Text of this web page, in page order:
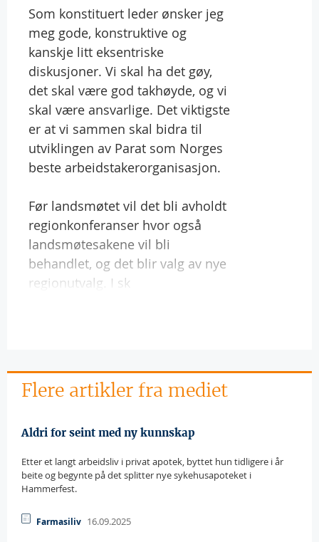
Som konstituert leder ønsker jeg
meg gode, konstruktive og
kanskje litt eksentriske
diskusjoner. Vi skal ha det gøy,
det skal være god takhøyde, og vi
skal være ansvarlige. Det viktigste
er at vi sammen skal bidra til
utviklingen av Parat som Norges
beste arbeidstakerorganisasjon.
Før landsmøtet vil det bli avholdt
regionkonferanser hvor også
landsmøtesakene vil bli
behandlet, og det blir valg av nye
regionutvalg. I sk
Flere artikler fra mediet
Aldri for seint med ny kunnskap
Etter et langt arbeidsliv i privat apotek, byttet hun tidligere i år
beite og begynte på det splitter nye sykehusapoteket i
Hammerfest.
Farmasiliv 16.09.2025